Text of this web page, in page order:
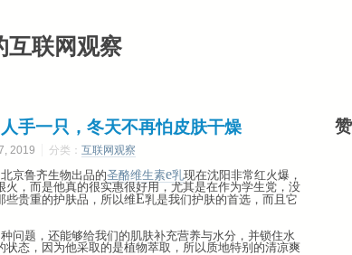
联网观察
手一只，冬天不再怕皮肤干燥
2019 分类： 互联网观察
京鲁齐生物出品的圣酪维生素e乳现在沈阳非常红火爆，
，而是他真的很实惠很好用，尤其是在作为学生党，没
些贵重的护肤品，所以维E乳是我们护肤的首选，而且它
问题，还能够给我们的肌肤补充营养与水分，并锁住水
态，因为他采取的是植物萃取，所以质地特别的清凉爽